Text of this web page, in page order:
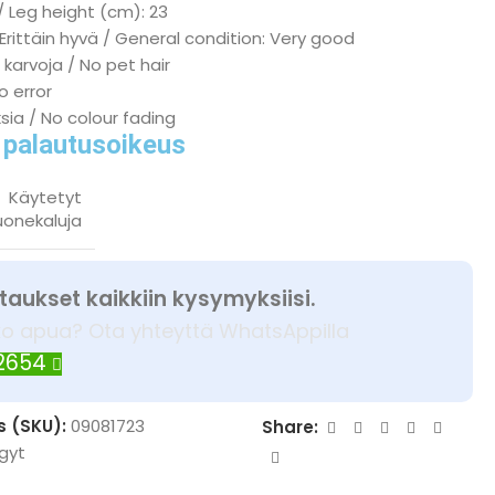
Leg height (cm): 23
hyvä / General condition: Very good
karvoja / No pet hair
error
/ No colour fading
Käytetyt
kaikkiin kysymyksiisi.
apua? Ota yhteyttä WhatsAppilla
(SKU):09081723
Share: